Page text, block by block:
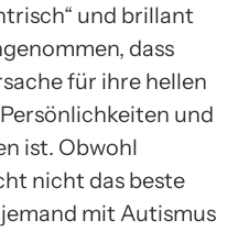
und brillant
dass
für ihre hellen
und
ist. Obwohl
nicht das beste
mit Autismus